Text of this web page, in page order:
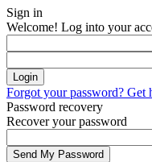
Sign in
Welcome! Log into your
Forgot your password? Get
Password recovery
Recover your password